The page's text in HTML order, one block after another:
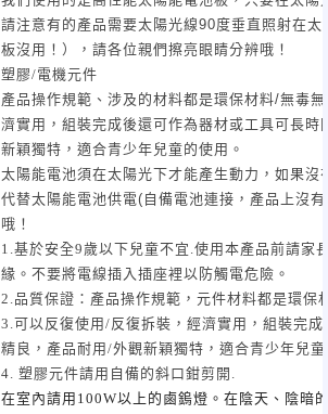
請注意有的產品需要太陽光線90度垂直照射在
板沒用！），請各位親們擦亮眼睛分辨哦！
塑膠/電機元件
產品操作規範、涉及的材料都是環保材料/無毒
濟實用，組裝完成後還可作為器材或工具可長
新穎獨特，適合青少年兒童的使用。
太陽能電池須在太陽光下才能產生動力，如果
代替太陽能電池供電(自備電池連接，產品上沒
哦！
1.基於安全9歲以下兒童不宜.使用本產品前請家
緣。不要將電線插入插座裡以防觸電危險。
2.品質保證：產品操作規範，元件材料都是環保
3.可以反復使用/反復拆裝，經濟實用，組裝完
精良，產品耐用/外觀新穎獨特，適合青少年兒
4. 塑膠元件請用自備的斜口鉗剪開.
在室內請用100W以上的鹵鎢燈。在陰天、陰暗